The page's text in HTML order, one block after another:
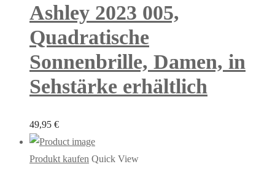
Ashley 2023 005,
Quadratische
Sonnenbrille, Damen, in
Sehstärke erhältlich
49,95 €
Produkt kaufen Quick View